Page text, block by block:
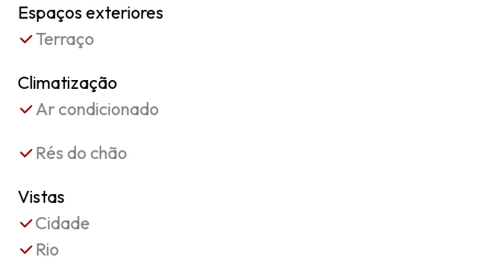
Espaços exteriores
Terraço
Climatização
Ar condicionado
Rés do chão
Vistas
Cidade
Rio